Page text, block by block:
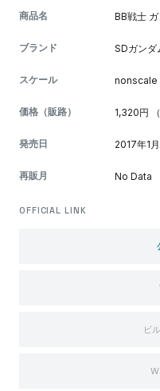
商品名 BB戦士
ブランド SDガンダ
スケール nonscale
価格（販路） 1,320円
発売日 2017年1
再販月 No Data
OFFICIAL LINK
ビ